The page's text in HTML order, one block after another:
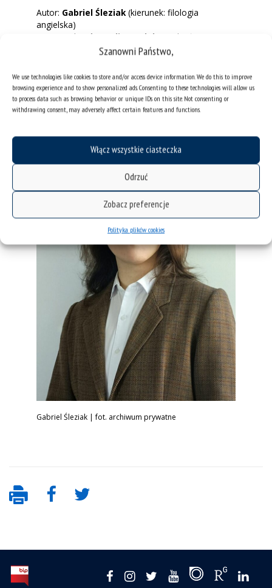
Szanowni Państwo,
We use technologies like cookies to store and/or access device information. We do this to improve
browsing experience and to show personalized ads. Consenting to these technologies will allow us
to process data such as browsing behavior or unique IDs on this site. Not consenting or
withdrawing consent, may adversely affect certain features and functions.
Włącz wszystkie ciasteczka
Odrzuć
Zobacz preferencje
Polityka plików cookies
Autor: Gabriel Śleziak(kierunek: filologia
angielska)
Promotorka:
dr Paulina Polak
(Wydział
Humanistyczny Uniwersytetu Śląskiego w
Praca dostępna jest w serwisie ResearchGate:
https://doi.org/10.13140/RG.2.2.12954.35520.
Gabriel Śleziak | fot. archiwum prywatne